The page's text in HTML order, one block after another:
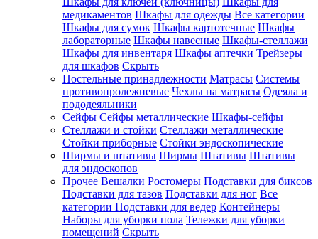
медикаментов Шкафы для одежды Все категории
Шкафы для сумок Шкафы картотечные Шкафы
лабораторные Шкафы навесные Шкафы-стеллажи
Шкафы для инвентаря Шкафы аптечки Трейзеры
для шкафов Скрыть
Постельные принадлежности Матрасы Системы
противопролежневые Чехлы на матрасы Одеяла и
пододеяльники
Сейфы Сейфы металлические Шкафы-сейфы
Стеллажи и стойки Стеллажи металлические
Стойки приборные Стойки эндоскопические
Ширмы и штативы Ширмы Штативы Штативы
для эндоскопов
Прочее Вешалки Ростомеры Подставки для биксов
Подставки для тазов Подставки для ног Все
категории Подставки для ведер Контейнеры
Наборы для уборки пола Тележки для уборки
помещений Скрыть